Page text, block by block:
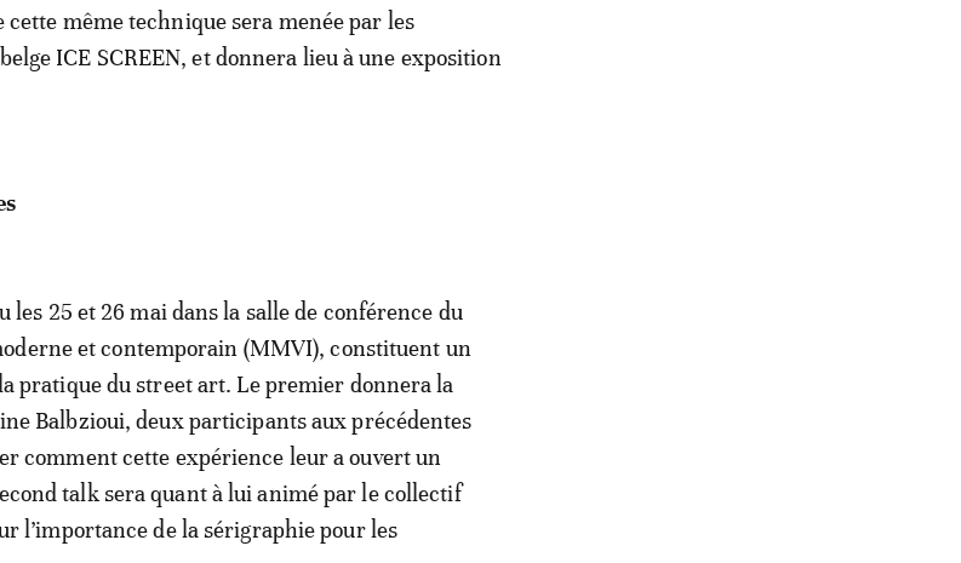
même technique sera menée par les
ICE SCREEN, et donnera lieu à une exposition
les 25 et 26 mai dans la salle de conférence du
et contemporain (MMVI), constituent un
pratique du street art. Le premier donnera la
Balbzioui, deux participants aux précédentes
comment cette expérience leur a ouvert un
talk sera quant à lui animé par le collectif
l’importance de la sérigraphie pour les